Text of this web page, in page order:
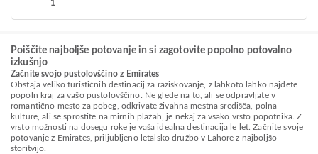
1
Poiščite najboljše potovanje in si zagotovite popolno potovalno
izkušnjo
Začnite svojo pustolovščino z Emirates
Obstaja veliko turističnih destinacij za raziskovanje, z lahkoto lahko najdete
popoln kraj za vašo pustolovščino. Ne glede na to, ali se odpravljate v
romantično mesto za pobeg, odkrivate živahna mestna središča, polna
kulture, ali se sprostite na mirnih plažah, je nekaj za vsako vrsto popotnika. Z
vrsto možnosti na dosegu roke je vaša idealna destinacija le let. Začnite svoje
potovanje z Emirates, priljubljeno letalsko družbo v Lahore z najboljšo
storitvijo.